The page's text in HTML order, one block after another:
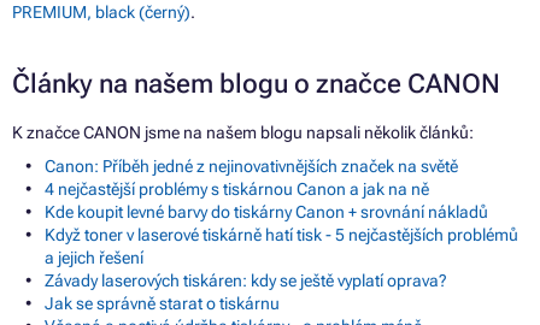
PREMIUM, black (černý).
Články na našem blogu o značce CANON
K značce CANON jsme na našem blogu napsali několik článků:
Canon: Příběh jedné z nejinovativnějších značek na světě
4 nejčastější problémy s tiskárnou Canon a jak na ně
Kde koupit levné barvy do tiskárny Canon + srovnání nákladů
Když toner v laserové tiskárně hatí tisk - 5 nejčastějších problémů
a jejich řešení
Závady laserových tiskáren: kdy se ještě vyplatí oprava?
Jak se správně starat o tiskárnu